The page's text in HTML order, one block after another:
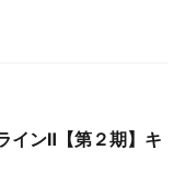
インⅡ【第２期】キ